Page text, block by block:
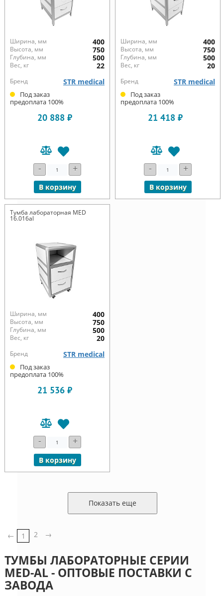
Ширина, мм 400
Высота, мм 750
Глубина, мм 500
Вес, кг 22
Бренд STR medical
Под заказ
предоплата 100%
20 888 ₽
- +
В корзину
Ширина, мм 400
Высота, мм 750
Глубина, мм 500
Вес, кг 20
Бренд STR medical
Под заказ
предоплата 100%
21 418 ₽
- +
В корзину
Тумба лабораторная MED
16.016al
Ширина, мм 400
Высота, мм 750
Глубина, мм 500
Вес, кг 20
Бренд STR medical
Под заказ
предоплата 100%
21 536 ₽
- +
В корзину
Показать еще
← 1 2 →
ТУМБЫ ЛАБОРАТОРНЫЕ СЕРИИ
MED-AL - ОПТОВЫЕ ПОСТАВКИ С
ЗАВОДА